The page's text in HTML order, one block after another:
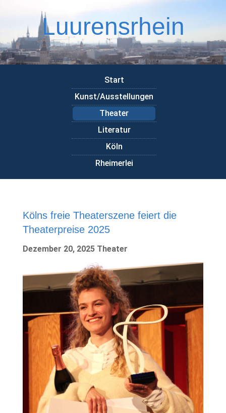
Luurensrhein
Start
Kunst/Ausstellungen
Theater
Literatur
Köln
Rheimerlei
Kölns freie Theaterszene feiert die
Theaterpreise 2025
Dezember 20, 2025 Theater